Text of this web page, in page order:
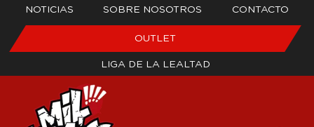
NOTICIAS SOBRE NOSOTROS CONTACTO
OUTLET
LIGA DE LA LEALTAD